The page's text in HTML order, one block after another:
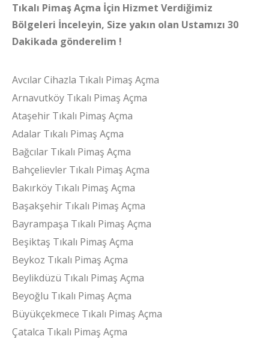
Tıkalı Pimaş Açma İçin Hizmet Verdiğimiz
Bölgeleri İnceleyin, Size yakın olan Ustamızı 30
Dakikada gönderelim !
Avcılar Cihazla Tıkalı Pimaş Açma
Arnavutköy Tıkalı Pimaş Açma
Ataşehir Tıkalı Pimaş Açma
Adalar Tıkalı Pimaş Açma
Bağcılar Tıkalı Pimaş Açma
Bahçelievler Tıkalı Pimaş Açma
Bakırköy Tıkalı Pimaş Açma
Başakşehir Tıkalı Pimaş Açma
Bayrampaşa Tıkalı Pimaş Açma
Beşiktaş Tıkalı Pimaş Açma
Beykoz Tıkalı Pimaş Açma
Beylikdüzü Tıkalı Pimaş Açma
Beyoğlu Tıkalı Pimaş Açma
Büyükçekmece Tıkalı Pimaş Açma
Çatalca Tıkalı Pimaş Açma